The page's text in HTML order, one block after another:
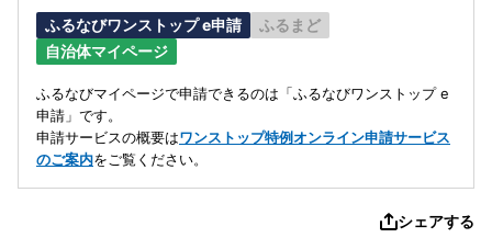
ふるなびワンストップ e申請
ふるまど
自治体マイページ
ふるなびマイページで申請できるのは「ふるなびワンストップ e
申請」です。
申請サービスの概要はワンストップ特例オンライン申請サービス
のご案内をご覧ください。
シェアする